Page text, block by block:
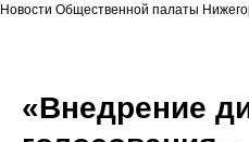
Новости Общественной палаты
«Внедрение